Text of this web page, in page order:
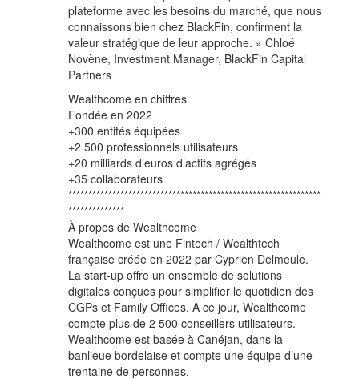
plateforme avec les besoins du marché, que nous
connaissons bien chez BlackFin, confirment la
valeur stratégique de leur approche. » Chloé
Novène, Investment Manager, BlackFin Capital
Partners
Wealthcome en chiffres
Fondée en 2022
+300 entités équipées
+2 500 professionnels utilisateurs
+20 milliards d’euros d’actifs agrégés
+35 collaborateurs
***************************************************************
**************
À propos de Wealthcome
Wealthcome est une Fintech / Wealthtech
française créée en 2022 par Cyprien Delmeule.
La start-up offre un ensemble de solutions
digitales conçues pour simplifier le quotidien des
CGPs et Family Offices. A ce jour, Wealthcome
compte plus de 2 500 conseillers utilisateurs.
Wealthcome est basée à Canéjan, dans la
banlieue bordelaise et compte une équipe d’une
trentaine de personnes.